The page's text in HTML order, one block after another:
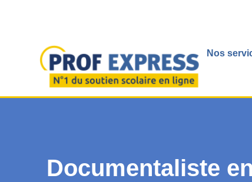
Nos
Documentaliste